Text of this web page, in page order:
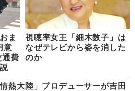
ま
意
費
視聴率女王「細木数子」は
なぜテレビから姿を消した
のか
情熱大陸」プロデューサーが吉田